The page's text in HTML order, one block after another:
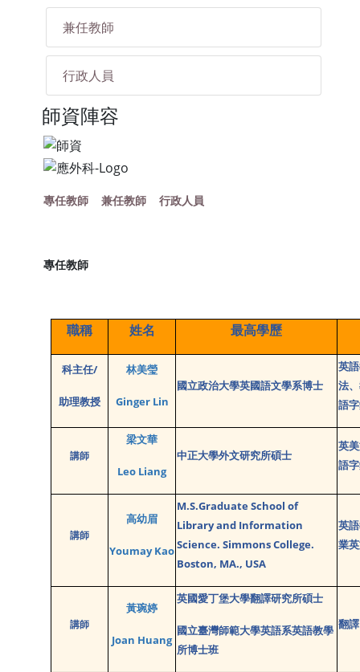
兼任教師
行政人員
師資陣容
專任教師 兼任教師 行政人員
專任教師
職稱 姓名 最高學歷
科主任/
助理教授
林美瑩
Ginger Lin
國立政治大學英國語文學系博士
英
法
語
講師
梁文華
Leo Liang
中正大學外文研究所碩士
英
語
講師
高幼眉
Youmay Kao
M.S.Graduate School of
Library and Information
Science. Simmons College.
Boston, MA., USA
英
業
講師
黃琬婷
Joan Huang
英國愛丁堡大學翻譯研究所碩士
國立臺灣師範大學英語系英語教學
所博士班
翻